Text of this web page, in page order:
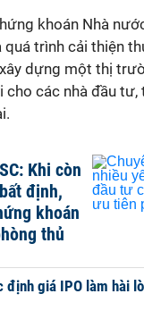
khoán Nhà
quá trình cải thiện
dựng một thị
cho các nhà đầu
Khi còn
định,
khoán
thủ
định giá IPO làm hài